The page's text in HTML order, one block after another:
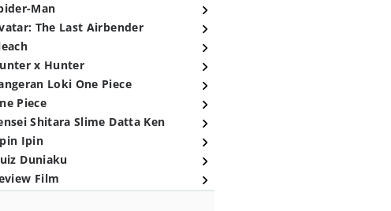
Man
The Last Airbender
x Hunter
Loki One Piece
Piece
Shitara Slime Datta Ken
Ipin
Duniaku
Film